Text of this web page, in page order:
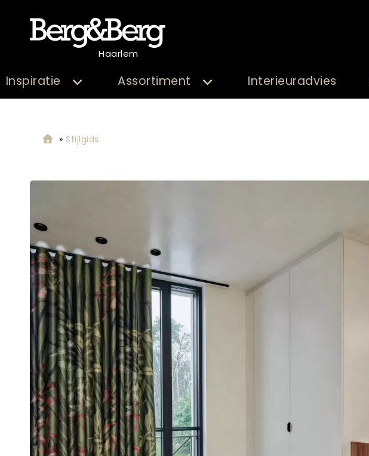
Haarlem
Inspiratie Assortiment Interieuradvies
» Stijlgids